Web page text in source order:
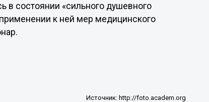
в состоянии «сильного душевного
к ней мер медицинского
Источник: http://foto.academ.org